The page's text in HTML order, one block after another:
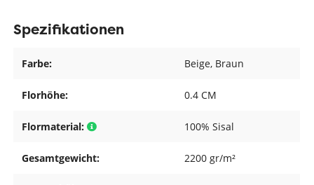
Spezifikationen
Farbe: Beige, Braun
Florhöhe: 0.4 CM
Flormaterial: 100% Sisal
Gesamtgewicht: 2200 gr/m²